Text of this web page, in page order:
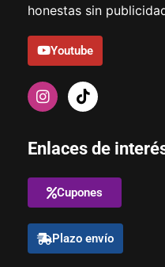
honestas sin
Youtube
Enlaces de
Cupones
Plazo envío